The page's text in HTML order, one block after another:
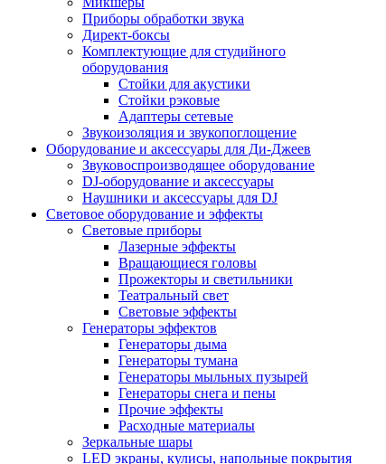
Приборы обработки звука
Директ-боксы
Комплектующие для студийного
оборудования
Стойки для акустики
Стойки рэковые
Адаптеры сетевые
Звукоизоляция и звукопоглощение
Оборудование и аксессуары для Ди-Джеев
Звуковоспроизводящее оборудование
DJ-оборудование и аксессуары
Наушники и аксессуары для DJ
Световое оборудование и эффекты
Световые приборы
Лазерные эффекты
Вращающиеся головы
Прожекторы и светильники
Театральный свет
Световые эффекты
Генераторы эффектов
Генераторы дыма
Генераторы тумана
Генераторы мыльных пузырей
Генераторы снега и пены
Прочие эффекты
Расходные материалы
Зеркальные шары
LED экраны, кулисы, напольные покрытия